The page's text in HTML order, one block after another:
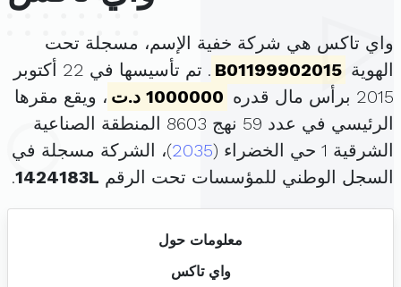
واي تاكس هي شركة خفية الإسم، مسجلة تحت
الهوية B01199902015
. تم تأسيسها في 22 أكتوبر
2015 برأس مال قدره
1000000 د.ت
، ويقع مقرها
الرئيسي في عدد 59 نهج 8603 المنطقة الصناعية
الشرقية 1 حي الخضراء (
2035)، الشركة مسجلة في
السجل الوطني للمؤسسات تحت الرقم 1424183L
.
معلومات حول
واي تاكس